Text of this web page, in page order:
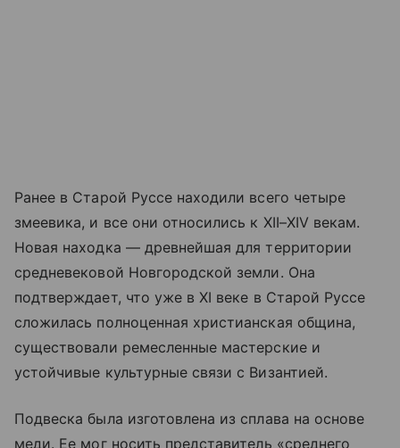
Ранее в Старой Руссе находили всего четыре
змеевика, и все они относились к XII–XIV векам.
Новая находка — древнейшая для территории
средневековой Новгородской земли. Она
подтверждает, что уже в XI веке в Старой Руссе
сложилась полноценная христианская община,
существовали ремесленные мастерские и
устойчивые культурные связи с Византией.
Подвеска была изготовлена из сплава на основе
меди. Ее мог носить представитель «среднего